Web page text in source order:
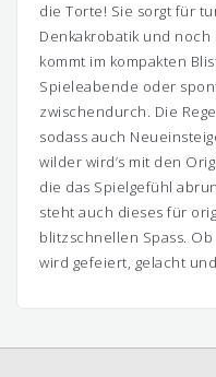
die Torte! Sie sorgt für
Denkakrobatik und noch
kommt im kompakten
Spieleabende oder
zwischendurch. Die
sodass auch
wilder wird’s mit den
die das Spielgefühl
steht auch dieses für
blitzschnellen Spass.
wird gefeiert, gelacht